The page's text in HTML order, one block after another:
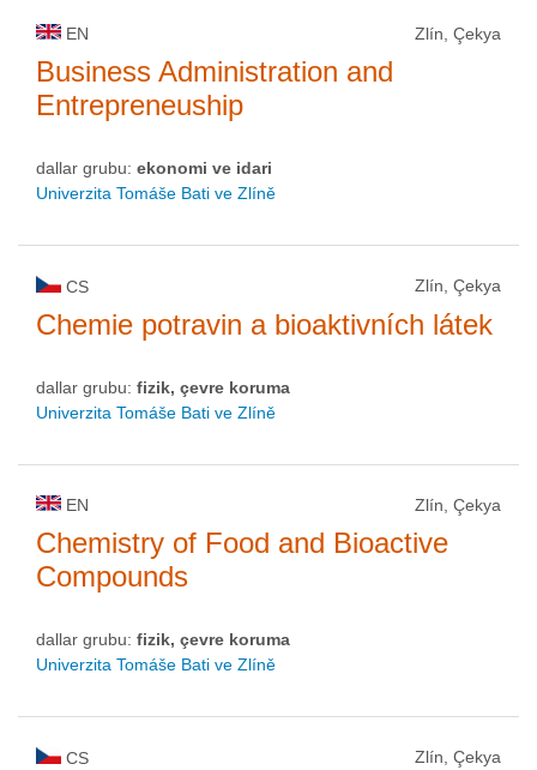
EN Zlín, Çekya
Business Administration and
Entrepreneuship
dallar grubu: ekonomi ve idari
Univerzita Tomáše Bati ve Zlíně
CS Zlín, Çekya
Chemie potravin a bioaktivních látek
dallar grubu: fizik, çevre koruma
Univerzita Tomáše Bati ve Zlíně
EN Zlín, Çekya
Chemistry of Food and Bioactive
Compounds
dallar grubu: fizik, çevre koruma
Univerzita Tomáše Bati ve Zlíně
CS Zlín, Çekya